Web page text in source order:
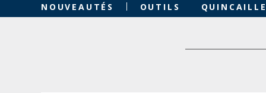
NOUVEAUTÉS OUTILS